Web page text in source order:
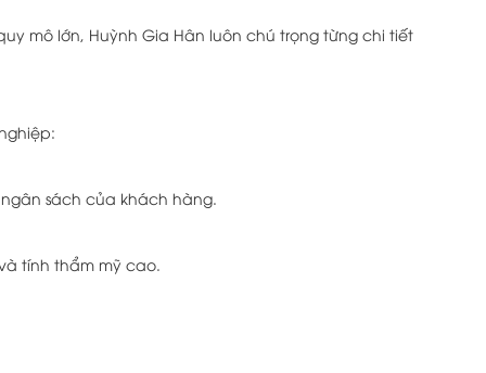
mô lớn, Huỳnh Gia Hân luôn chú trọng từng chi tiết
sách của khách hàng.
tính thẩm mỹ cao.